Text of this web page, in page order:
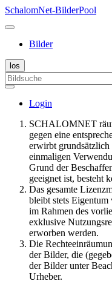
SchalomNet-BilderPool
Bilder
Login
SCHALOMNET
gegen eine
erwirbt grundsätzlich
einmaligen
Grund der
geeignet ist, besteht
Das gesamte
bleibt stets
im Rahmen des
exklusive
erworben werden.
Die
der Bilder, die
der Bilder unter
Urheber.